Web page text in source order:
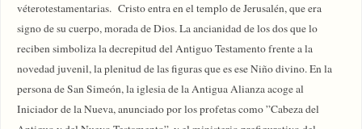
véterotestamentarias. Cristo entra en el templo de Jerusalén, que era
signo de su cuerpo, morada de Dios. La ancianidad de los dos que lo
reciben simboliza la decrepitud del Antiguo Testamento frente a la
novedad juvenil, la plenitud de las figuras que es ese Niño divino. En la
persona de San Simeón, la iglesia de la Antigua Alianza acoge al
Iniciador de la Nueva, anunciado por los profetas como ”Cabeza del